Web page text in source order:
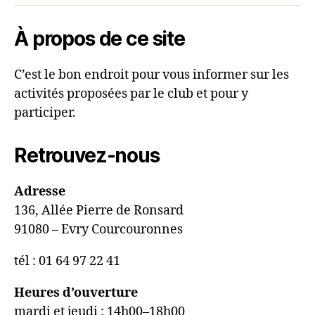
À propos de ce site
C’est le bon endroit pour vous informer sur les
activités proposées par le club et pour y
participer.
Retrouvez-nous
Adresse
136, Allée Pierre de Ronsard
91080 – Evry Courcouronnes
tél : 01 64 97 22 41
Heures d’ouverture
mardi et jeudi : 14h00–18h00